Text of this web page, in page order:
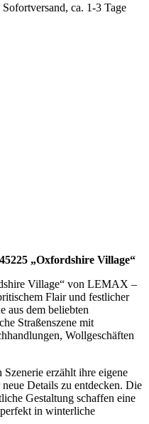
Sofortversand, ca. 1-3 Tage
„Oxfordshire Village“
Village“ von LEMAX –
Flair und festlicher
aus dem beliebten
Straßenszene mit
Wollgeschäften
erzählt ihre eigene
Details zu entdecken. Die
Gestaltung schaffen eine
in winterliche